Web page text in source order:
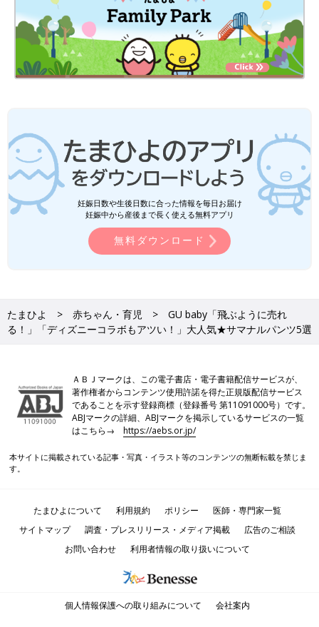
妊娠日数や生後日数に合った情報を毎日お届け
妊娠中から産後まで長く使える無料アプリ
無料ダウンロード
たまひよ 赤ちゃん・育児
GU baby「飛ぶように売れ
る！」「ディズニーコラボもアツい！」大人気★サマナルパンツ5選
ＡＢＪマークは、この電子書店・電子書籍配信サービスが、
著作権者からコンテンツ使用許諾を得た正規版配信サービス
であることを示す登録商標（登録番号 第11091000号）です。
ABJマークの詳細、ABJマークを掲示しているサービスの一覧
はこちら→https://aebs.or.jp/
本サイトに掲載されている記事・写真・イラスト等のコンテンツの無断転載を禁じま
す。
たまひよについて 利用規約 ポリシー
医師・専門家一覧
サイトマップ
調査・プレスリリース・メディア掲載
広告のご相談
お問い合わせ
利用者情報の取り扱いについて
個人情報保護への取り組みについて 会社案内